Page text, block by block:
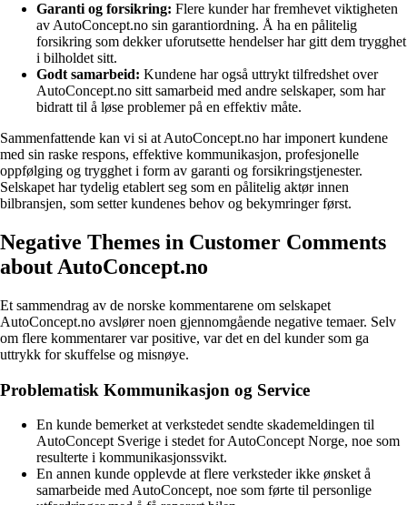
Garanti og forsikring: Flere kunder har fremhevet viktigheten
av AutoConcept.no sin garantiordning. Å ha en pålitelig
forsikring som dekker uforutsette hendelser har gitt dem trygghet
i bilholdet sitt.
Godt samarbeid: Kundene har også uttrykt tilfredshet over
AutoConcept.no sitt samarbeid med andre selskaper, som har
bidratt til å løse problemer på en effektiv måte.
Sammenfattende kan vi si at AutoConcept.no har imponert kundene
med sin raske respons, effektive kommunikasjon, profesjonelle
oppfølging og trygghet i form av garanti og forsikringstjenester.
Selskapet har tydelig etablert seg som en pålitelig aktør innen
bilbransjen, som setter kundenes behov og bekymringer først.
Negative Themes in Customer Comments
about AutoConcept.no
Et sammendrag av de norske kommentarene om selskapet
AutoConcept.no avslører noen gjennomgående negative temaer. Selv
om flere kommentarer var positive, var det en del kunder som ga
uttrykk for skuffelse og misnøye.
Problematisk Kommunikasjon og Service
En kunde bemerket at verkstedet sendte skademeldingen til
AutoConcept Sverige i stedet for AutoConcept Norge, noe som
resulterte i kommunikasjonssvikt.
En annen kunde opplevde at flere verksteder ikke ønsket å
samarbeide med AutoConcept, noe som førte til personlige